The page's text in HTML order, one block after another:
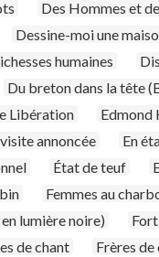
Des Hommes et
Dessine-moi une
humaines
Du breton dans la tête
Libération Edmond
annoncée
En
État de teuf
Femmes au
lumière noire)
de chant Frères de